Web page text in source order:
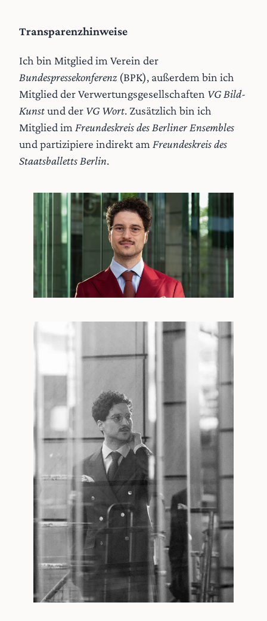
Transparenzhinweise
Ich bin Mitglied im Verein der
Bundespressekonferenz (BPK), außerdem bin ich
Mitglied der Verwertungsgesellschaften VG Bild-
Kunstund der VG Wort. Zusätzlich bin ich
Mitglied im Freundeskreis des Berliner Ensembles
und partizipiere indirekt am Freundeskreis des
Staatsballetts Berlin.